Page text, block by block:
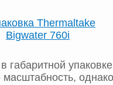
габаритной